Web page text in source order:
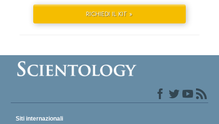
RICHIEDI IL KIT »
Siti internazionali